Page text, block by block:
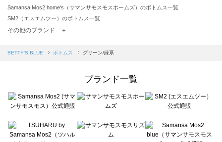
Samansa Mos2 home's（サマンサモスモスホームズ）のボトムス一覧
SM2（エスエムツー）のボトムス一覧
TSUHARU by Samansa Mos2（ツハルバイサマンサモスモス）のボトムス一覧
Samansa Mos2 blue（サマンサモスモス ブルー）のボトムス一覧
sō4ū（ソウフォーユー）のボトムス一覧
Te chichi（テチチ）のボトムス一覧
Te chichi CLASSIC（テチチ クラシック）のボトムス一覧
Lugnoncure（ルノンキュール）のボトムス一覧
BETTY'S BLUE（べティーズブルー）のボトムス一覧
その他のブランド ＋
BETTY'S BLUE ボトムス グリーン/緑系
ブランド一覧